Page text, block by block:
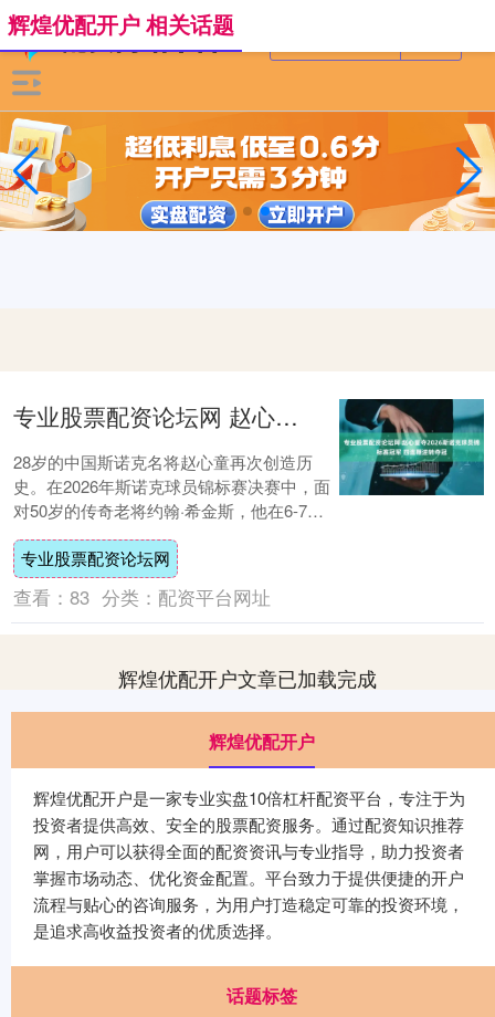
辉煌优配开户 相关话题
专业股票配资论坛网 赵心童夺2026斯诺克球员锦标赛冠军 四连鞭逆转夺冠
28岁的中国斯诺克名将赵心童再次创造历
史。在2026年斯诺克球员锦标赛决赛中，面
对50岁的传奇老将约翰·希金斯，他在6-7落
后的绝境下，轰出一波惊人的四连鞭，最....
专业股票配资论坛网
查看： 83 分类： 配资平台网址
辉煌优配开户文章已加载完成
辉煌优配开户
辉煌优配开户是一家专业实盘10倍杠杆配资平台，专注于为
投资者提供高效、安全的股票配资服务。通过配资知识推荐
网，用户可以获得全面的配资资讯与专业指导，助力投资者
掌握市场动态、优化资金配置。平台致力于提供便捷的开户
流程与贴心的咨询服务，为用户打造稳定可靠的投资环境，
是追求高收益投资者的优质选择。
话题标签